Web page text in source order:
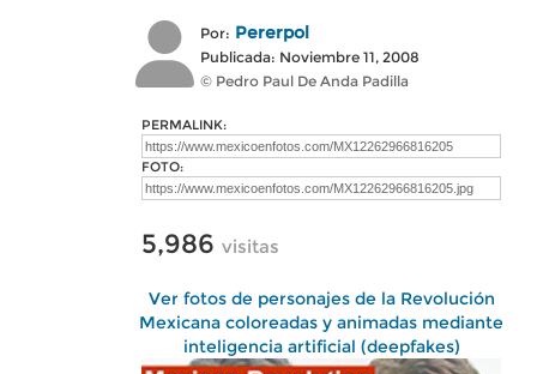
Por: Pererpol
Publicada: Noviembre 11, 2008
© Pedro Paul De Anda Padilla
PERMALINK:
FOTO:
5,986 visitas
Ver fotos de personajes de la Revolución
Mexicana coloreadas y animadas mediante
inteligencia artificial (deepfakes)